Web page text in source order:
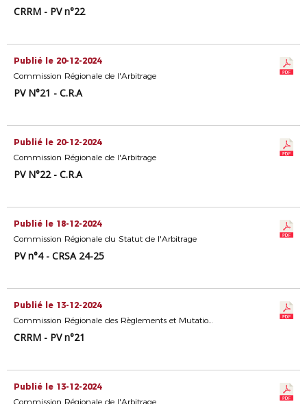
CRRM - PV n°22
Publié le 20-12-2024
Commission Régionale de l'Arbitrage
PV N°21 - C.R.A
Publié le 20-12-2024
Commission Régionale de l'Arbitrage
PV N°22 - C.R.A
Publié le 18-12-2024
Commission Régionale du Statut de l'Arbitrage
PV n°4 - CRSA 24-25
Publié le 13-12-2024
Commission Régionale des Règlements et Mutations
CRRM - PV n°21
Publié le 13-12-2024
Commission Régionale de l'Arbitrage